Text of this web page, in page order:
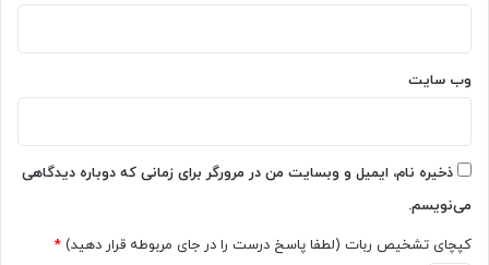
وب‌ سایت
ذخیره نام، ایمیل و وبسایت من در مرورگر برای زمانی که دوباره دیدگاهی
می‌نویسم.
کپچای تشخیص ربات (لطفا پاسخ درست را در جای مربوطه قرار دهید) *